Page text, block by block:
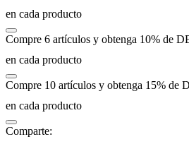
panel
panel
en cada producto
Compre 6 artículos y obtenga 10% de
en cada producto
Compre 10 artículos y obtenga 15% de
en cada producto
Comparte: